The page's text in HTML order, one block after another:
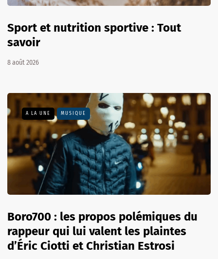
Sport et nutrition sportive : Tout
savoir
8 août 2026
A LA UNE MUSIQUE
Boro700 : les propos polémiques du
rappeur qui lui valent les plaintes
d’Éric Ciotti et Christian Estrosi